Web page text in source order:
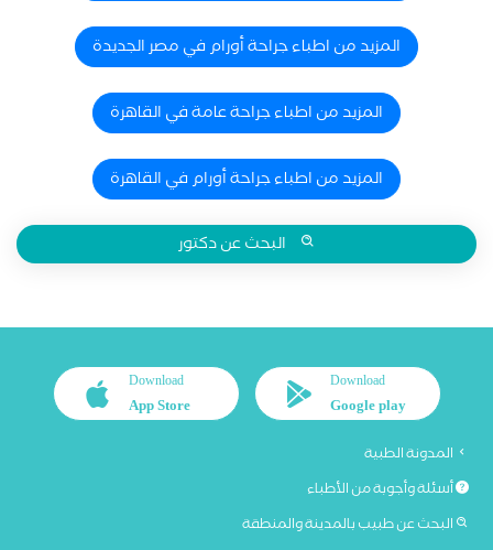
المزيد من اطباء جراحة أورام في مصر الجديدة
المزيد من اطباء جراحة عامة في القاهرة
المزيد من اطباء جراحة أورام في القاهرة
البحث عن دكتور
Download
Google play
Download
App Store
المدونة الطبية
أسئلة وأجوبة من الأطباء
البحث عن طبيب بالمدينة والمنطقة